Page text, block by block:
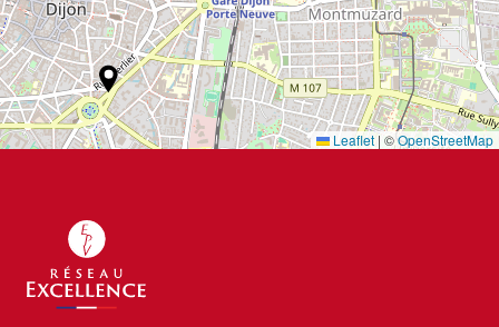
Leaflet | ©OpenStreetMap